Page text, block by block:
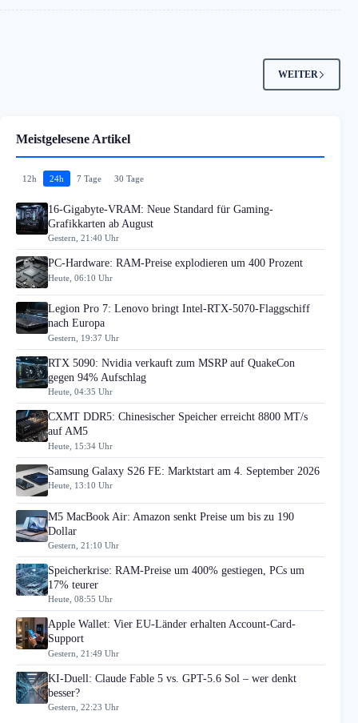
WEITER
Meistgelesene Artikel
12h 24h 7 Tage 30 Tage
16-Gigabyte-VRAM: Neue Standard für Gaming-
Grafikkarten ab August
Gestern, 21:40 Uhr
PC-Hardware: RAM-Preise explodieren um 400 Prozent
Heute, 06:10 Uhr
Legion Pro 7: Lenovo bringt Intel-RTX-5070-Flaggschiff
nach Europa
Gestern, 19:37 Uhr
RTX 5090: Nvidia verkauft zum MSRP auf QuakeCon
gegen 94% Aufschlag
Heute, 04:35 Uhr
CXMT DDR5: Chinesischer Speicher erreicht 8800 MT/s
auf AM5
Heute, 15:34 Uhr
Samsung Galaxy S26 FE: Marktstart am 4. September 2026
Heute, 13:10 Uhr
M5 MacBook Air: Amazon senkt Preise um bis zu 190
Dollar
Gestern, 21:10 Uhr
Speicherkrise: RAM-Preise um 400% gestiegen, PCs um
17% teurer
Heute, 08:55 Uhr
Apple Wallet: Vier EU-Länder erhalten Account-Card-
Support
Gestern, 21:49 Uhr
KI-Duell: Claude Fable 5 vs. GPT-5.6 Sol – wer denkt
besser?
Gestern, 22:23 Uhr